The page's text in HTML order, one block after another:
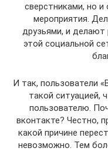
сверстниками, но
мероприятия.
друзьями, и делают
этой социальной
И так, пользователи
такой ситуацией,
пользователю.
вконтакте? Честно,
какой причине
невозможно. Тем